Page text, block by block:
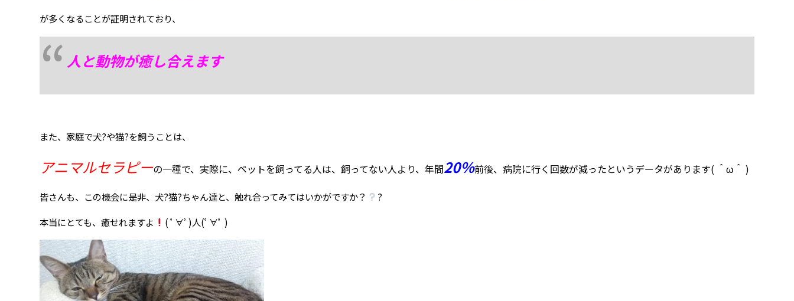
が多くなることが証明されており、
人と動物が癒し合えます
また、家庭で犬?や猫?を飼うことは、
アニマルセラピーの一種で、実際に、ペットを飼ってる人は、飼ってない人より、年間20％前後、病院に行く回数が減ったというデータがあります( ＾ω＾ )
皆さんも、この機会に是非、犬?猫?ちゃん達と、触れ合ってみてはいかがですか？
?
本当にとても、癒せれますよ
( ﾟ∀ﾟ)人(ﾟ∀ﾟ )